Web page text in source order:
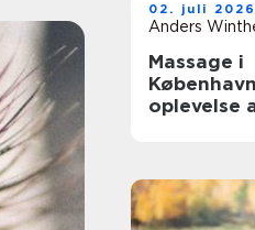
02. juli 2026
Anders
Massage i
oplevelse